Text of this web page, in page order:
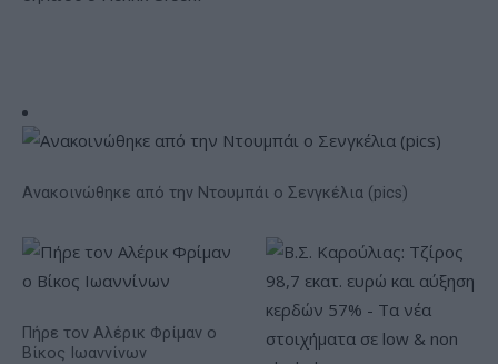
Ανακοινώθηκε από την Ντουμπάι ο Σενγκέλια (pics)
Πήρε τον Αλέρικ Φρίμαν ο
Βίκος Ιωαννίνων